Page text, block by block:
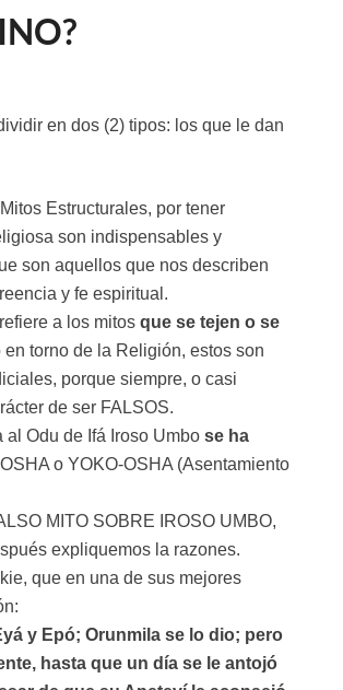
en dos (2) tipos: los que le dan
Estructurales, por tener
son indispensables y
son aquellos que nos describen
y fe espiritual.
a los mitos que se tejen o se
en torno de la Religión, estos son
porque siempre, o casi
de ser FALSOS.
al Odu de Ifá Iroso Umbo se ha
o YOKO-OSHA (Asentamiento
MITO SOBRE IROSO UMBO,
expliquemos la razones.
que en una de sus mejores
y Epó; Orunmila se lo dio; pero
hasta que un día se le antojó